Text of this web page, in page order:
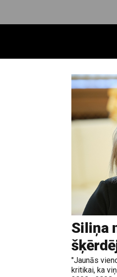
Siliņa
"Jaunās
kritikai, ka